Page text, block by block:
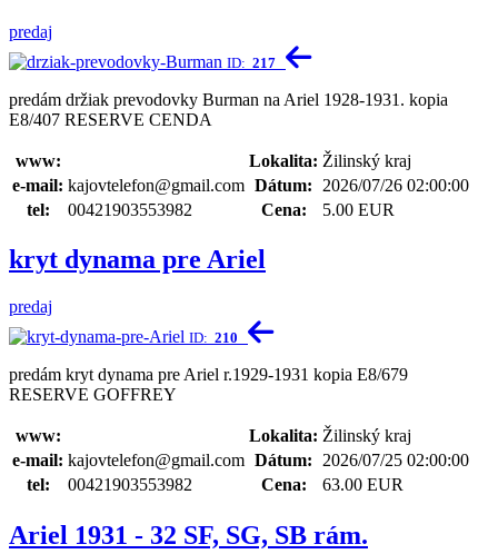
predaj
ID: 217
predám držiak prevodovky Burman na Ariel 1928-1931. kopia
E8/407 RESERVE CENDA
www: Lokalita: Žilinský kraj
e-mail: kajovtelefon@gmail.com Dátum:
2026/07/26 02:00:00
tel:
00421903553982 Cena: 5.00 EUR
kryt dynama pre Ariel
predaj
ID: 210
predám kryt dynama pre Ariel r.1929-1931 kopia E8/679
RESERVE GOFFREY
www: Lokalita: Žilinský kraj
e-mail: kajovtelefon@gmail.com Dátum:
2026/07/25 02:00:00
tel:
00421903553982 Cena: 63.00 EUR
Ariel 1931 - 32 SF, SG, SB rám.